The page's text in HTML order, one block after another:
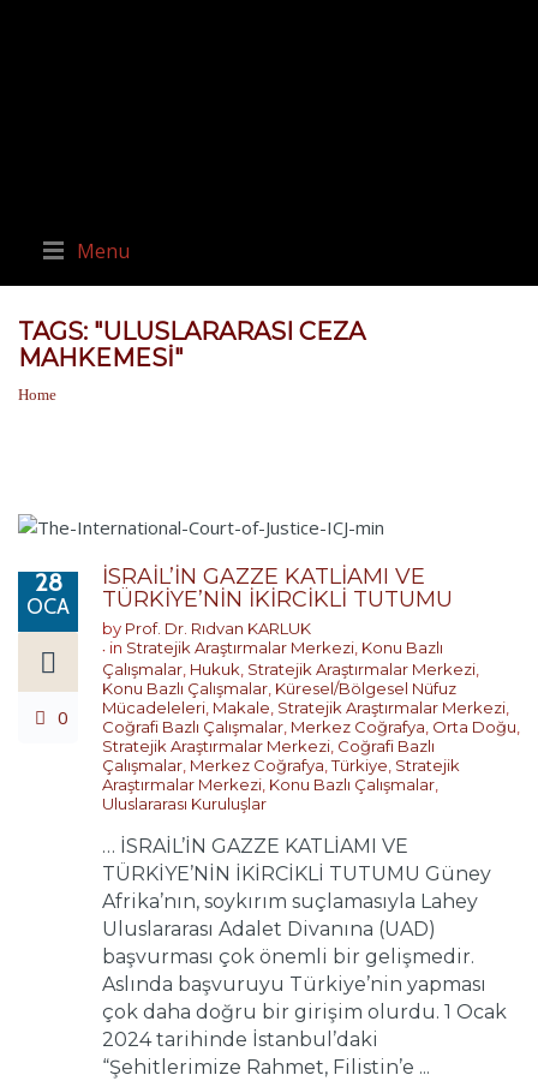
Menu
TAGS: "ULUSLARARASI CEZA
MAHKEMESI"
Home
28
OCA
0
İSRAİL’İN GAZZE KATLİAMI VE
TÜRKİYE’NİN İKİRCİKLİ TUTUMU
by Prof. Dr. Rıdvan KARLUK
in Stratejik Araştırmalar Merkezi, Konu Bazlı
Çalışmalar, Hukuk, Stratejik Araştırmalar Merkezi,
Konu Bazlı Çalışmalar, Küresel/Bölgesel Nüfuz
Mücadeleleri, Makale, Stratejik Araştırmalar Merkezi,
Coğrafi Bazlı Çalışmalar, Merkez Coğrafya, Orta Doğu,
Stratejik Araştırmalar Merkezi, Coğrafi Bazlı
Çalışmalar, Merkez Coğrafya,Türkiye, Stratejik
Araştırmalar Merkezi, Konu Bazlı Çalışmalar,
Uluslararası Kuruluşlar
… İSRAİL’İN GAZZE KATLİAMI VE
TÜRKİYE’NİN İKİRCİKLİ TUTUMU Güney
Afrika’nın, soykırım suçlamasıyla Lahey
Uluslararası Adalet Divanına (UAD)
başvurması çok önemli bir gelişmedir.
Aslında başvuruyu Türkiye’nin yapması
çok daha doğru bir girişim olurdu. 1 Ocak
2024 tarihinde İstanbul’daki
“Şehitlerimize Rahmet, Filistin’e ...